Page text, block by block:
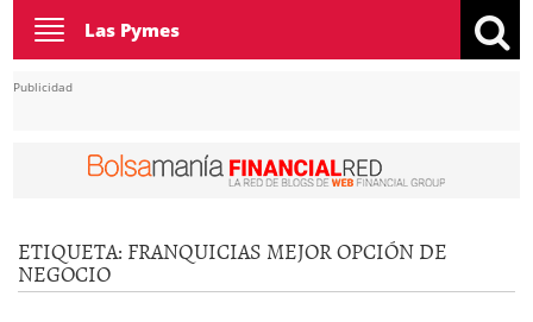
Toggle
navigation
Las Pymes
Publicidad
ETIQUETA: FRANQUICIAS MEJOR OPCIÓN DE
NEGOCIO